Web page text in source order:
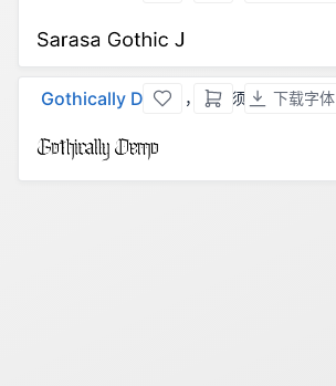
Gothically Demo ，商用须授权下载字体